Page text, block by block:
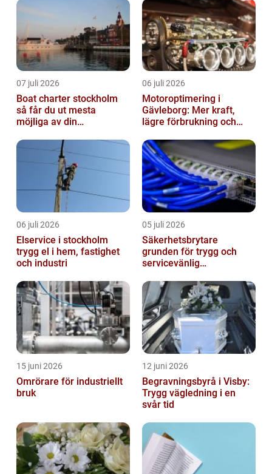
07 juli 2026
Boat charter stockholm
så får du ut mesta
möjliga av din
06 juli 2026
Motoroptimering i
Gävleborg: Mer kraft,
lägre förbrukning och
06 juli 2026
Elservice i stockholm
trygg el i hem, fastighet
och industri
05 juli 2026
Säkerhetsbrytare
grunden för trygg och
servicevänlig
15 juni 2026
Omrörare för industriellt
bruk
12 juni 2026
Begravningsbyrå i Visby:
Trygg vägledning i en
svår tid